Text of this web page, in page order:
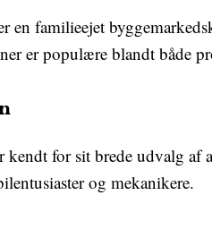
en familieejet
er populære blandt både
kendt for sit brede udvalg
og mekanikere.